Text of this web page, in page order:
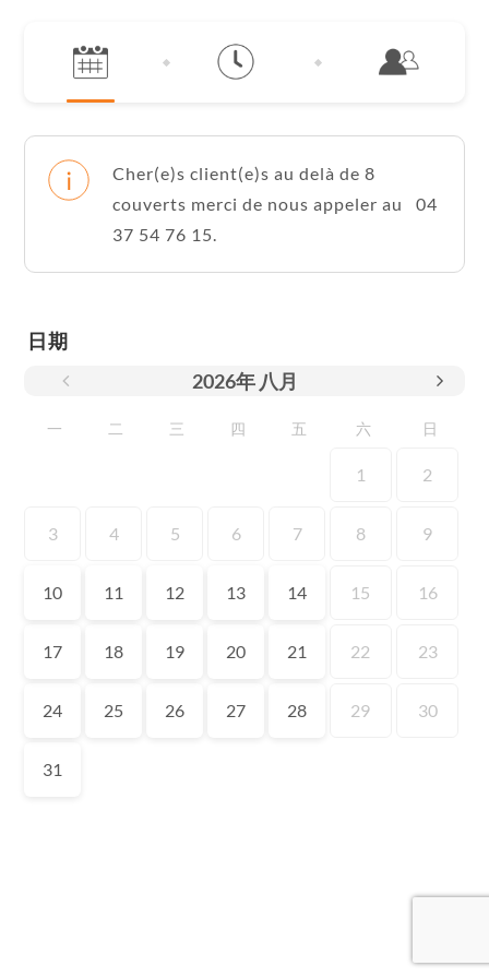
Cher(e)s client(e)s au delà de 8
couverts merci de nous appeler au 04
37 54 76 15.
日期
2026年 八月
一 二 三 四 五 六 日
1 2
3 4 5 6 7 8 9
10 11 12 13 14 15 16
17 18 19 20 21 22 23
24 25 26 27 28 29 30
31